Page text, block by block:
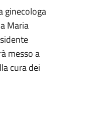
ginecologa
Maria
messo a
cura dei